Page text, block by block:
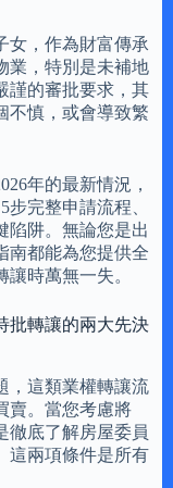
女，作為財富傳承
業，特別是未補地
謹的審批要求，其
不慎，或會導致繁
年的最新情況，
完整申請流程、
陷阱。無論您是出
南都能為您提供全
時萬無一失。
批轉讓的兩大先決
，這類業權轉讓流
賣。當您考慮將
徹底了解房屋委員
這兩項條件是所有